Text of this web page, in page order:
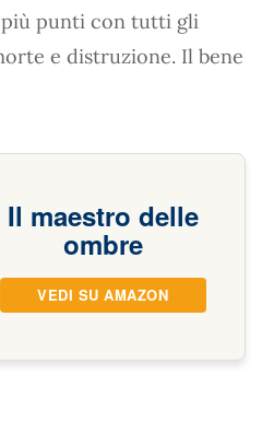
più punti con tutti gli
e distruzione. Il bene
Il maestro delle
ombre
VEDI SU AMAZON